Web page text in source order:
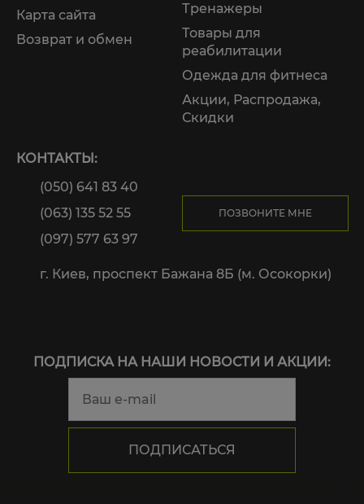
Карта сайта
Возврат и обмен
Тренажеры
Товары для
реабилитации
Одежда для фитнеса
Акции, Распродажа,
Скидки
КОНТАКТЫ:
(050) 641 83 40
(063) 135 52 55
(097) 577 63 97
ПОЗВОНИТЕ МНЕ
г. Киев, проспект Бажана 8Б (м. Осокорки)
ПОДПИСКА НА НАШИ НОВОСТИ И АКЦИИ: